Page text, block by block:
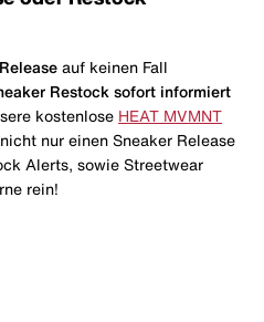
auf keinen Fall
Restock sofort informiert
kostenlose HEAT MVMNT
nur einen Sneaker Release
Alerts, sowie Streetwear
rein!